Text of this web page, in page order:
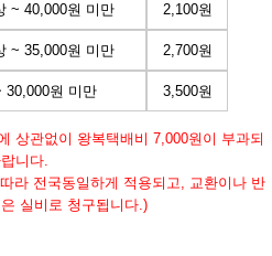
~ 40,000원 미만 2,100원
~ 35,000원 미만 2,700원
30,000원 미만 3,500원
상관없이 왕복택배비 7,000원이 부과되
니다.
라 전국동일하게 적용되고, 교환이나 반
실비로 청구됩니다.)